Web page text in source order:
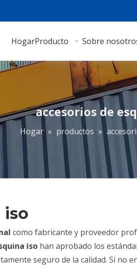
HogarProducto Sobre
accesorios de
Hogar » productos »
iso
como fabricante y proveedor
iso han aprobado los
seguro de la calidad. Si no